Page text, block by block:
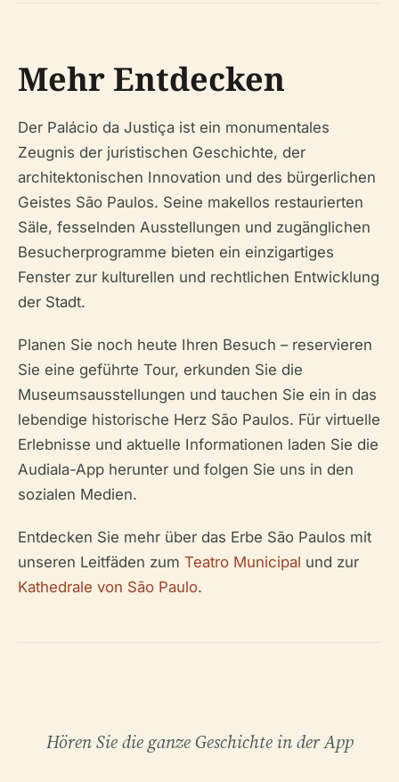
Mehr Entdecken
Der Palácio da Justiça ist ein monumentales
Zeugnis der juristischen Geschichte, der
architektonischen Innovation und des bürgerlichen
Geistes São Paulos. Seine makellos restaurierten
Säle, fesselnden Ausstellungen und zugänglichen
Besucherprogramme bieten ein einzigartiges
Fenster zur kulturellen und rechtlichen Entwicklung
der Stadt.
Planen Sie noch heute Ihren Besuch – reservieren
Sie eine geführte Tour, erkunden Sie die
Museumsausstellungen und tauchen Sie ein in das
lebendige historische Herz São Paulos. Für virtuelle
Erlebnisse und aktuelle Informationen laden Sie die
Audiala-App herunter und folgen Sie uns in den
sozialen Medien.
Entdecken Sie mehr über das Erbe São Paulos mit
unseren Leitfäden zum Teatro Municipal und zur
Kathedrale von São Paulo.
Hören Sie die ganze Geschichte in der App